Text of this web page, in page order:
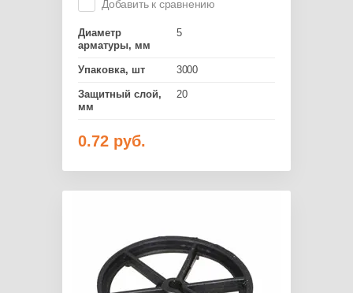
Добавить к сравнению
Диаметр
арматуры, мм
5
Упаковка, шт 3000
Защитный слой,
мм
20
0.72 руб.